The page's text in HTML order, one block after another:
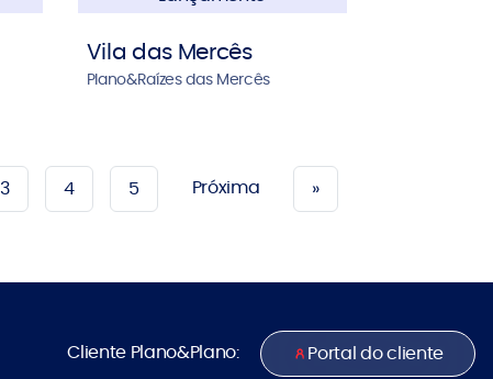
Vila das Mercês
Plano&Raízes das Mercês
3 4 5 Próxima »
Cliente Plano&Plano: Portal do cliente